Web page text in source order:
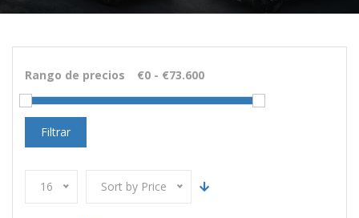
Rango de precios
Filtrar
16 Sort by Price